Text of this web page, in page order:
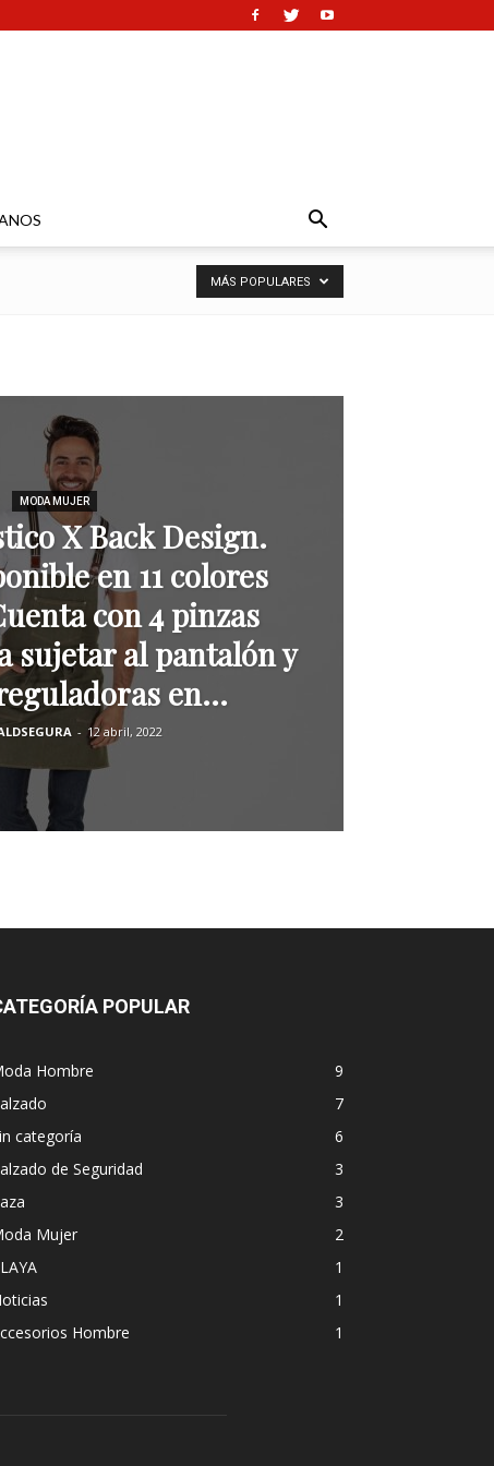
MÁS POPULARES
MODA MUJER
X Back Design.
en 11 colores
con 4 pinzas
sujetar al pantalón y
en...
- 12 abril, 2022
POPULAR
Hombre
9
7
categoría
6
de Seguridad
3
3
Mujer
2
1
1
Hombre
1